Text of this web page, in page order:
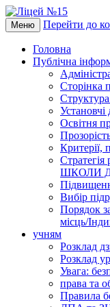
Меню Перейти до
Головна
Публічна
Сторінка
Освітня
Критерії,
ШКОЛИ
Вибір
Порядок
місць/
учням
Розклад
Розклад
Увага:
права та
Правила